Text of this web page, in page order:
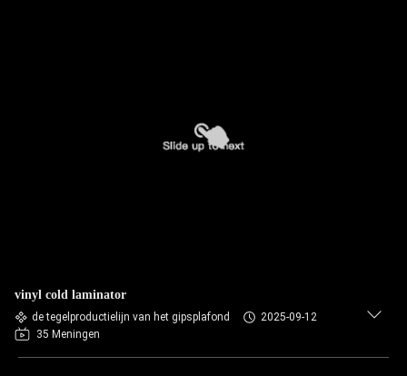
vinyl cold laminator
de tegelproductielijn van het gipsplafond
2025-09-12
35 Meningen